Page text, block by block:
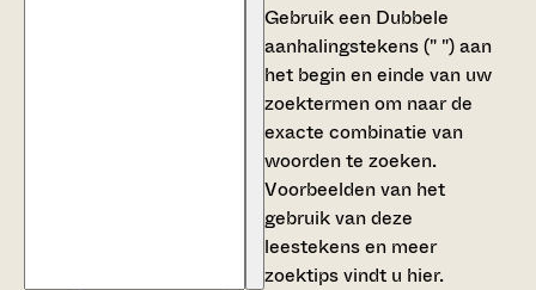
Gebruik een Dubbele
aanhalingstekens (" ")aan
het begin en einde van uw
zoektermen om naar de
exacte combinatie van
woorden te zoeken.
Voorbeelden van het
gebruik van deze
leestekens en meer
zoektips vindt u hier.